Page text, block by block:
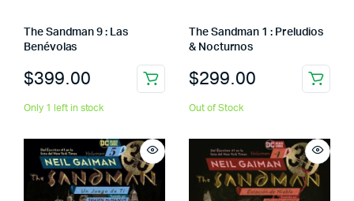
The Sandman 9 : Las
Benévolas
$399.00
Only 1 left in stock
The Sandman 1 : Preludios
& Nocturnos
$299.00
Out of Stock